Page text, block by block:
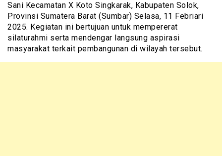
Sani Kecamatan X Koto Singkarak, Kabupaten Solok,
Provinsi Sumatera Barat (Sumbar) Selasa, 11 Febriari
2025. Kegiatan ini bertujuan untuk mempererat
silaturahmi serta mendengar langsung aspirasi
masyarakat terkait pembangunan di wilayah tersebut.